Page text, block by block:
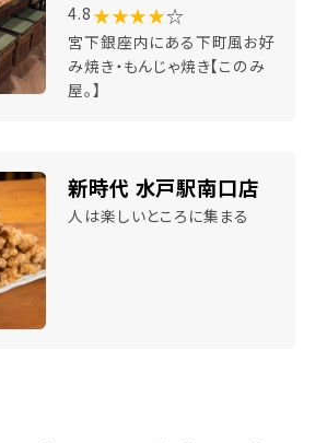
4.8 ★★★★☆
宮下銀座内にある下町風お好
み焼き・もんじゃ焼き【このみ
屋。】
新時代 水戸駅南口店
人は楽しいところに集まる